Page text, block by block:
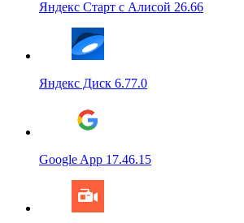
Яндекс Старт с Алисой 26.66
Яндекс Диск 6.77.0
Google App 17.46.15